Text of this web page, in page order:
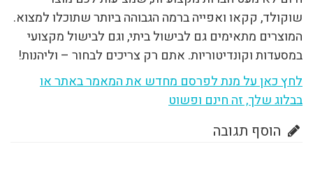
שוקולד, קקאו ואפייה ברמה הגבוהה ביותר שתוכלו למצוא.
המוצרים מתאימים גם לבישול ביתי, וגם לבישול מקצועי
במסעדות וקונדיטוריות. אתם רק צריכים לבחור – וליהנות!
לחץ כאן על מנת לפרסם מחדש את המאמר באתר או
בבלוג שלך, זה חינם ופשוט
הוסף תגובה